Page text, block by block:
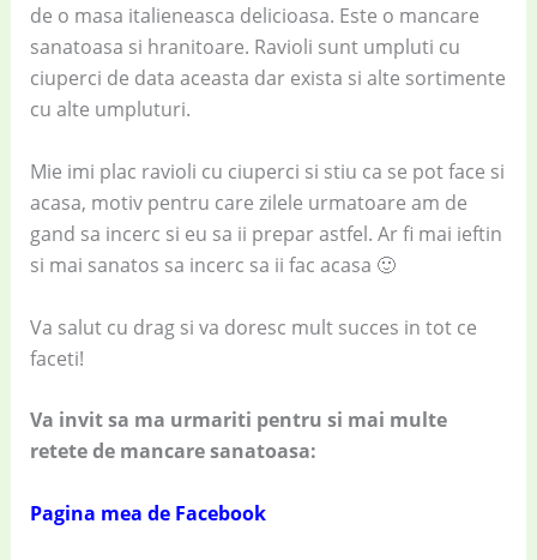
de o masa italieneasca delicioasa. Este o mancare
sanatoasa si hranitoare. Ravioli sunt umpluti cu
ciuperci de data aceasta dar exista si alte sortimente
cu alte umpluturi.
Mie imi plac ravioli cu ciuperci si stiu ca se pot face si
acasa, motiv pentru care zilele urmatoare am de
gand sa incerc si eu sa ii prepar astfel. Ar fi mai ieftin
si mai sanatos sa incerc sa ii fac acasa 🙂
Va salut cu drag si va doresc mult succes in tot ce
faceti!
Va invit sa ma urmariti pentru si mai multe
retete de mancare sanatoasa:
Pagina mea de Facebook